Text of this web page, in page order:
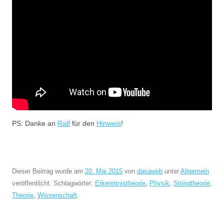
PS: Danke an Ralf für den Hinweis!
Dieser Beitrag wurde am 20. Mai 2015 von dasaweb unter Allgemein
veröffentlicht. Schlagwörter: Erkenntnistheorie, Physik, Stringtheorie,
Theorie, Wissenschaft.